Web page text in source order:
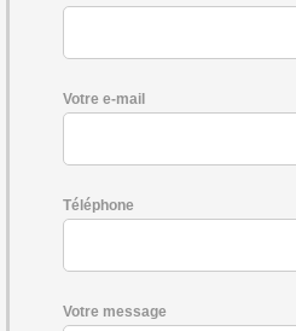
Votre e-mail
Téléphone
Votre message